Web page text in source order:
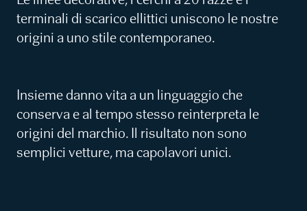
terminali di scarico ellittici uniscono le nostre
origini a uno stile contemporaneo.
Insieme danno vita a un linguaggio che
conserva e al tempo stesso reinterpreta le
origini del marchio. Il risultato non sono
semplici vetture, ma capolavori unici.